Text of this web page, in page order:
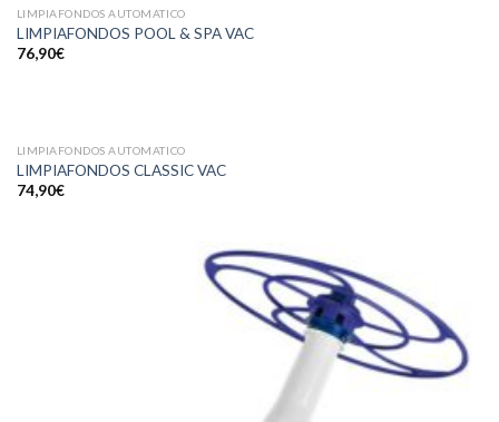
SIN EXISTENCIAS
LIMPIAFONDOS AUTOMATICO
LIMPIAFONDOS POOL & SPA VAC
76,90€
LIMPIAFONDOS AUTOMATICO
LIMPIAFONDOS CLASSIC VAC
74,90€